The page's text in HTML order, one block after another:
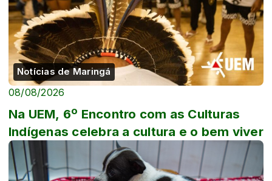
Notícias de Maringá
08/08/2026
Na UEM, 6º Encontro com as Culturas
Indígenas celebra a cultura e o bem viver